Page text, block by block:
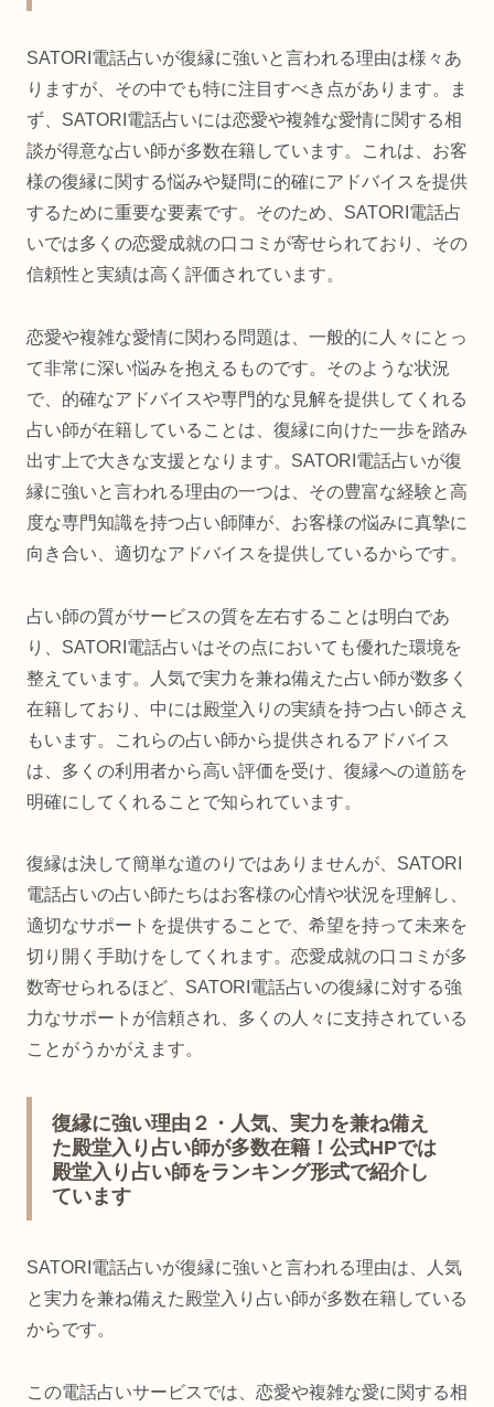
SATORI電話占いが復縁に強いと言われる理由は様々あ
りますが、その中でも特に注目すべき点があります。ま
ず、SATORI電話占いには恋愛や複雑な愛情に関する相
談が得意な占い師が多数在籍しています。これは、お客
様の復縁に関する悩みや疑問に的確にアドバイスを提供
するために重要な要素です。そのため、SATORI電話占
いでは多くの恋愛成就の口コミが寄せられており、その
信頼性と実績は高く評価されています。
恋愛や複雑な愛情に関わる問題は、一般的に人々にとっ
て非常に深い悩みを抱えるものです。そのような状況
で、的確なアドバイスや専門的な見解を提供してくれる
占い師が在籍していることは、復縁に向けた一歩を踏み
出す上で大きな支援となります。SATORI電話占いが復
縁に強いと言われる理由の一つは、その豊富な経験と高
度な専門知識を持つ占い師陣が、お客様の悩みに真摯に
向き合い、適切なアドバイスを提供しているからです。
占い師の質がサービスの質を左右することは明白であ
り、SATORI電話占いはその点においても優れた環境を
整えています。人気で実力を兼ね備えた占い師が数多く
在籍しており、中には殿堂入りの実績を持つ占い師さえ
もいます。これらの占い師から提供されるアドバイス
は、多くの利用者から高い評価を受け、復縁への道筋を
明確にしてくれることで知られています。
復縁は決して簡単な道のりではありませんが、SATORI
電話占いの占い師たちはお客様の心情や状況を理解し、
適切なサポートを提供することで、希望を持って未来を
切り開く手助けをしてくれます。恋愛成就の口コミが多
数寄せられるほど、SATORI電話占いの復縁に対する強
力なサポートが信頼され、多くの人々に支持されている
ことがうかがえます。
復縁に強い理由２・人気、実力を兼ね備え
た殿堂入り占い師が多数在籍！公式HPでは
殿堂入り占い師をランキング形式で紹介し
ています
SATORI電話占いが復縁に強いと言われる理由は、人気
と実力を兼ね備えた殿堂入り占い師が多数在籍している
からです。
この電話占いサービスでは、恋愛や複雑な愛に関する相